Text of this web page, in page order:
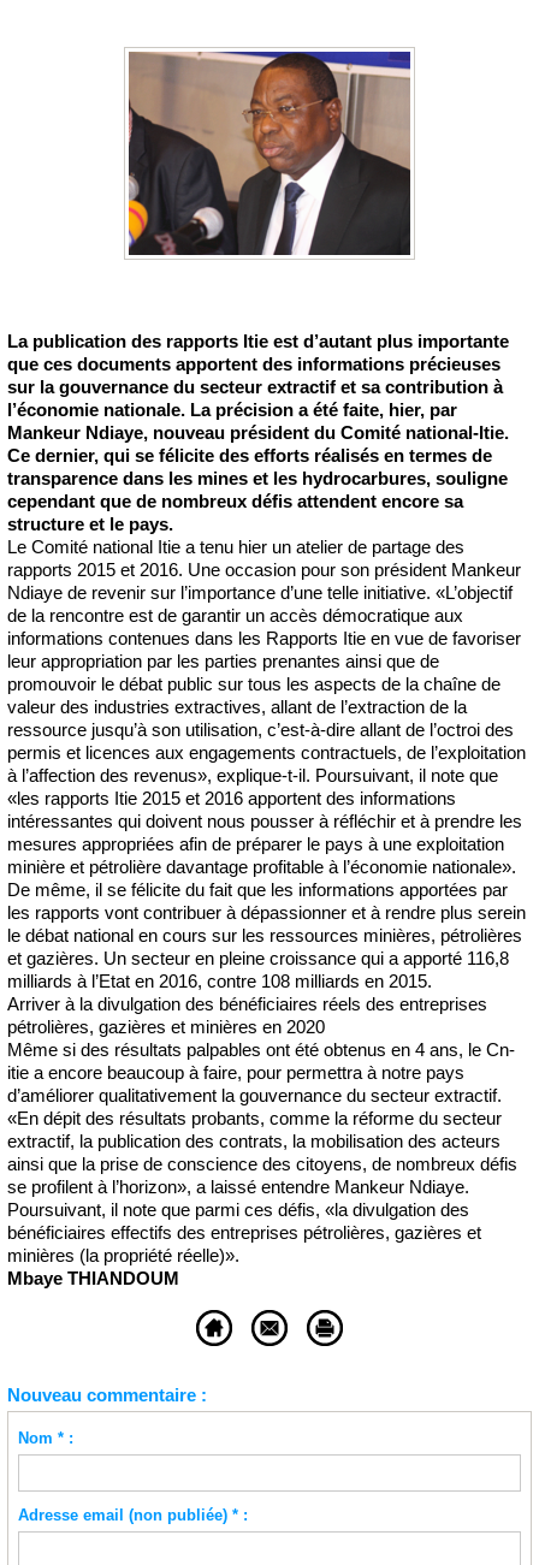
La publication des rapports Itie est d’autant plus importante
que ces documents apportent des informations précieuses
sur la gouvernance du secteur extractif et sa contribution à
l’économie nationale. La précision a été faite, hier, par
Mankeur Ndiaye, nouveau président du Comité national-Itie.
Ce dernier, qui se félicite des efforts réalisés en termes de
transparence dans les mines et les hydrocarbures, souligne
cependant que de nombreux défis attendent encore sa
structure et le pays.
Le Comité national Itie a tenu hier un atelier de partage des
rapports 2015 et 2016. Une occasion pour son président Mankeur
Ndiaye de revenir sur l’importance d’une telle initiative. «L’objectif
de la rencontre est de garantir un accès démocratique aux
informations contenues dans les Rapports Itie en vue de favoriser
leur appropriation par les parties prenantes ainsi que de
promouvoir le débat public sur tous les aspects de la chaîne de
valeur des industries extractives, allant de l’extraction de la
ressource jusqu’à son utilisation, c’est-à-dire allant de l’octroi des
permis et licences aux engagements contractuels, de l’exploitation
à l’affection des revenus», explique-t-il. Poursuivant, il note que
«les rapports Itie 2015 et 2016 apportent des informations
intéressantes qui doivent nous pousser à réfléchir et à prendre les
mesures appropriées afin de préparer le pays à une exploitation
minière et pétrolière davantage profitable à l’économie nationale».
De même, il se félicite du fait que les informations apportées par
les rapports vont contribuer à dépassionner et à rendre plus serein
le débat national en cours sur les ressources minières, pétrolières
et gazières. Un secteur en pleine croissance qui a apporté 116,8
milliards à l’Etat en 2016, contre 108 milliards en 2015.
Arriver à la divulgation des bénéficiaires réels des entreprises
pétrolières, gazières et minières en 2020
Même si des résultats palpables ont été obtenus en 4 ans, le Cn-
itie a encore beaucoup à faire, pour permettra à notre pays
d’améliorer qualitativement la gouvernance du secteur extractif.
«En dépit des résultats probants, comme la réforme du secteur
extractif, la publication des contrats, la mobilisation des acteurs
ainsi que la prise de conscience des citoyens, de nombreux défis
se profilent à l’horizon», a laissé entendre Mankeur Ndiaye.
Poursuivant, il note que parmi ces défis, «la divulgation des
bénéficiaires effectifs des entreprises pétrolières, gazières et
minières (la propriété réelle)».
Mbaye THIANDOUM
Nouveau commentaire :
Nom * :
Adresse email (non publiée) * :